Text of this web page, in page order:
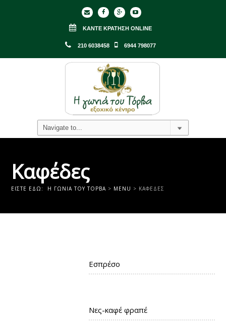
ΚΆΝΤΕ ΚΡΆΤΗΣΗ ONLINE
210 6038458 6944 798077
Καφέδες
ΕΊΣΤΕ ΕΔΏ: Η ΓΩΝΙΑ ΤΟΥ ΤΟΡΒΑ > MENU > ΚΑΦΈΔΕΣ
Εσπρέσο
Νες-καφέ φραπέ